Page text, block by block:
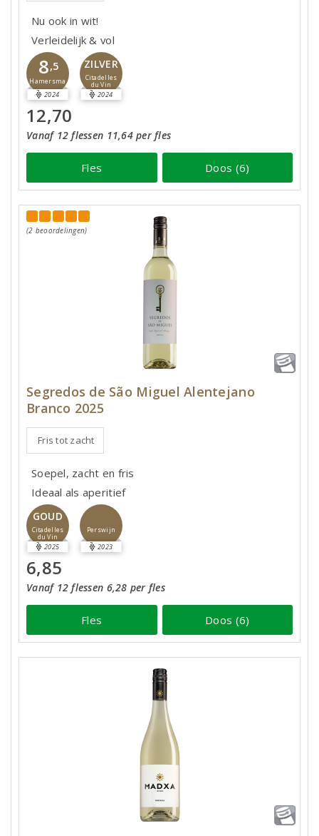
Nu ook in wit!
Verleidelijk & vol
8,5
Hamersma
2024
ZILVER
Citadelles
du Vin
2024
12,70
Vanaf 12 flessen 11,64 per fles
Fles Doos (6)
(2 beoordelingen)
Segredos de São Miguel Alentejano
Branco 2025
Fris tot zacht
Soepel, zacht en fris
Ideaal als aperitief
GOUD
Citadelles
du Vin
2025
Perswijn
2023
6,85
Vanaf 12 flessen 6,28 per fles
Fles Doos (6)